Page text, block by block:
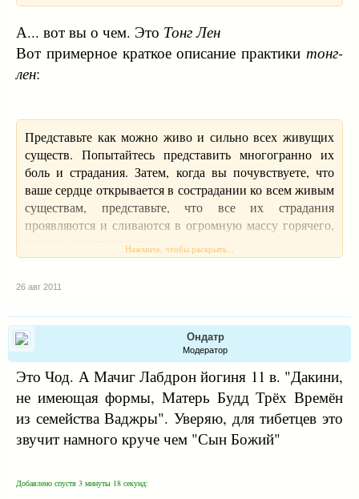
А... вот вы о чем. Это Тонг Лен
Вот примерное краткое описание практики тонг-
лен:
Представьте как можно живо и сильно всех живущих
существ. Попытайтесь представить многогранно их
боль и страдания. Затем, когда вы почувствуете, что
ваше сердце открывается в сострадании ко всем живым
существам, представьте, что все их страдания
проявляются и сливаются в огромную массу горячего,
черного и грязного дыма.
представьте, как эта масса черного дыма
трансформируется в золотой свет, энергию в вашем
сердце, одновременно растворяя ваше я, ваш эгоизм,
ваше себялюбие, тем самым этот дым уничтожает ваш
эгоизм, цепляние за «я».
Затем во время выдоха представьте, как вы выдыхаете
из себя уже этот блистающий, золотой свет мира,
радости, счастья и высшего благополучия на всех
страданий.
Нажмите, чтобы раскрыть...
26 авг 2011
Ондатр
Модератор
Это Чод. А Мачиг Лабдрон йогиня 11 в. "Дакини,
не имеющая формы, Матерь Будд Трёх Времён
из семейства Ваджры". Уверяю, для тибетцев это
звучит намного круче чем "Сын Божий"
Добавлено спустя 3 минуты 18 секунд: